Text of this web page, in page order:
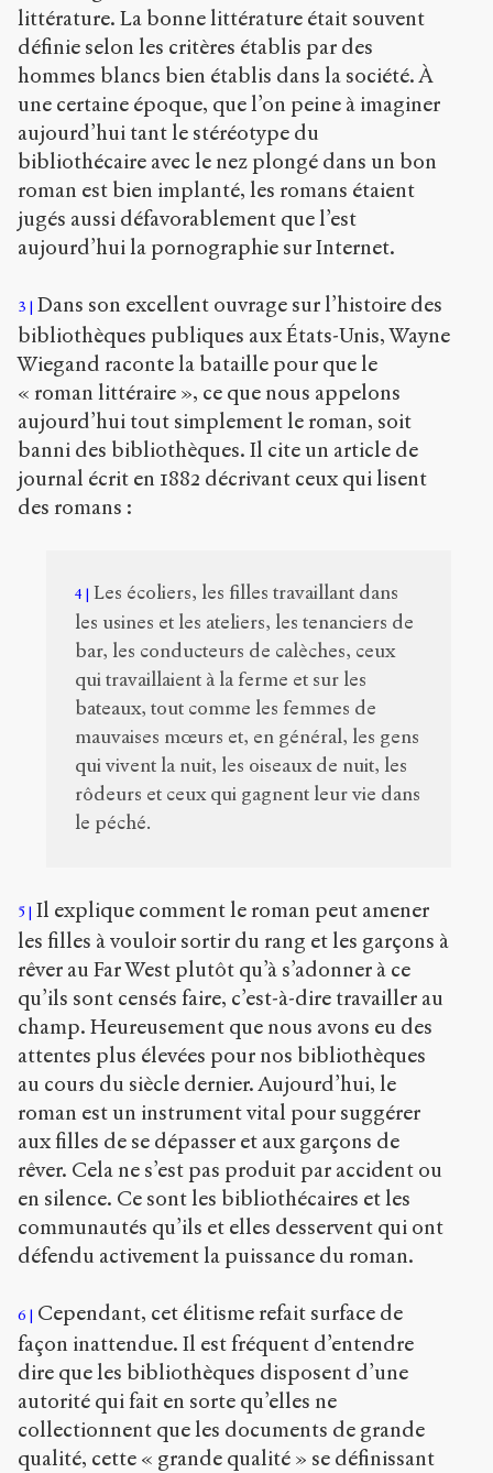
littérature. La bonne littérature était souvent
définie selon les critères établis par des
hommes blancs bien établis dans la société. À
une certaine époque, que l’on peine à imaginer
aujourd’hui tant le stéréotype du
bibliothécaire avec le nez plongé dans un bon
roman est bien implanté, les romans étaient
jugés aussi défavorablement que l’est
aujourd’hui la pornographie sur Internet.
3
Dans son excellent ouvrage sur l’histoire des
bibliothèques publiques aux États-Unis, Wayne
Wiegand raconte la bataille pour que le
« roman littéraire », ce que nous appelons
aujourd’hui tout simplement le roman, soit
banni des bibliothèques. Il cite un article de
journal écrit en 1882 décrivant ceux qui lisent
des romans :
4
Les écoliers, les filles travaillant dans
les usines et les ateliers, les tenanciers de
bar, les conducteurs de calèches, ceux
qui travaillaient à la ferme et sur les
bateaux, tout comme les femmes de
mauvaises mœurs et, en général, les gens
qui vivent la nuit, les oiseaux de nuit, les
rôdeurs et ceux qui gagnent leur vie dans
le péché.
5 Il explique comment le roman peut amener
les filles à vouloir sortir du rang et les garçons à
rêver au Far West plutôt qu’à s’adonner à ce
qu’ils sont censés faire, c’est-à-dire travailler au
champ. Heureusement que nous avons eu des
attentes plus élevées pour nos bibliothèques
au cours du siècle dernier. Aujourd’hui, le
roman est un instrument vital pour suggérer
aux filles de se dépasser et aux garçons de
rêver. Cela ne s’est pas produit par accident ou
en silence. Ce sont les bibliothécaires et les
communautés qu’ils et elles desservent qui ont
défendu activement la puissance du roman.
6
Cependant, cet élitisme refait surface de
façon inattendue. Il est fréquent d’entendre
dire que les bibliothèques disposent d’une
autorité qui fait en sorte qu’elles ne
collectionnent que les documents de grande
qualité, cette « grande qualité » se définissant